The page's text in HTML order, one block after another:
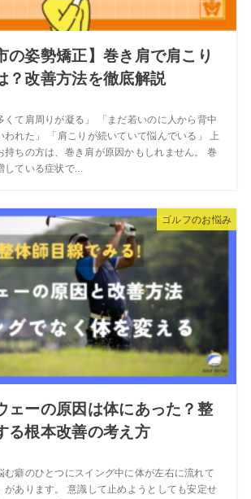
の姿勢矯正】巻き肩で肩こり
？改善方法を徹底解説
くて肩周りが凝る」 「まだ若いのに人から背中
われた」 「肩こりが続いていて悩んでいる」 上
持ちの方は、巻き肩が原因かもしれません。 巻
ている症状で...
ゴルフのお悩み
ェーの原因は体にあった？整
る根本改善の考え方
む癖のひとつにスイング中に体が左右に流れて
があります。 意識して止めようとしても安定せ